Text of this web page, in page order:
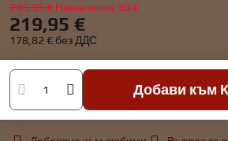
249,95 € Намаление 30 €
219,95 €
178,82 € без ДДС
Добави към